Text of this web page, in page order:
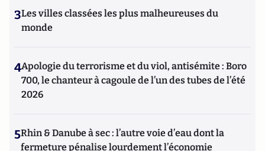
3Les villes classées les plus malheureuses du
monde
4Apologie du terrorisme et du viol, antisémite : Boro
700, le chanteur à cagoule de l’un des tubes de l’été
2026
5Rhin & Danube à sec : l’autre voie d’eau dont la
fermeture pénalise lourdement l’économie